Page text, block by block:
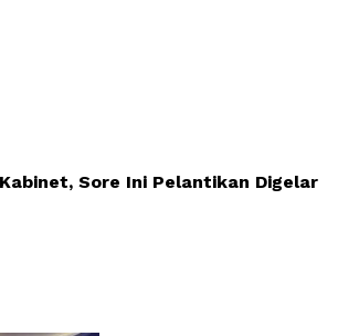
Sore Ini Pelantikan Digelar